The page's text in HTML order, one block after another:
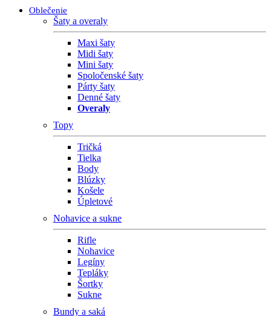
Oblečenie
Šaty a overaly
Maxi šaty
Midi šaty
Mini šaty
Spoločenské šaty
Párty šaty
Denné šaty
Overaly
Topy
Tričká
Tielka
Body
Blúzky
Košele
Úpletové
Nohavice a sukne
Rifle
Nohavice
Legíny
Tepláky
Šortky
Sukne
Bundy a saká